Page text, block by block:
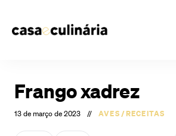
Frango xadrez
13 de março de 2023 // AVES/RECEITAS